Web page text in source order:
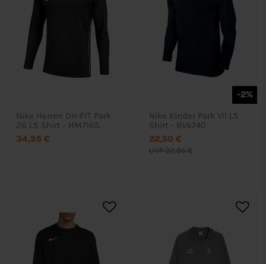
Nike Herren Dri-FIT Park
26 LS Shirt - HM7165
34,95 €
-2%
Nike Kinder Park VII LS
Shirt - BV6740
UVP 22,95 €
22,50 €